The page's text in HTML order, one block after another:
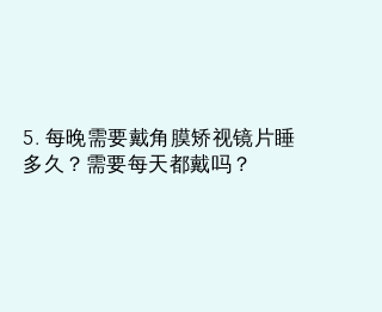
5. 每晚需要戴角膜矫视镜片睡
多久？需要每天都戴吗？